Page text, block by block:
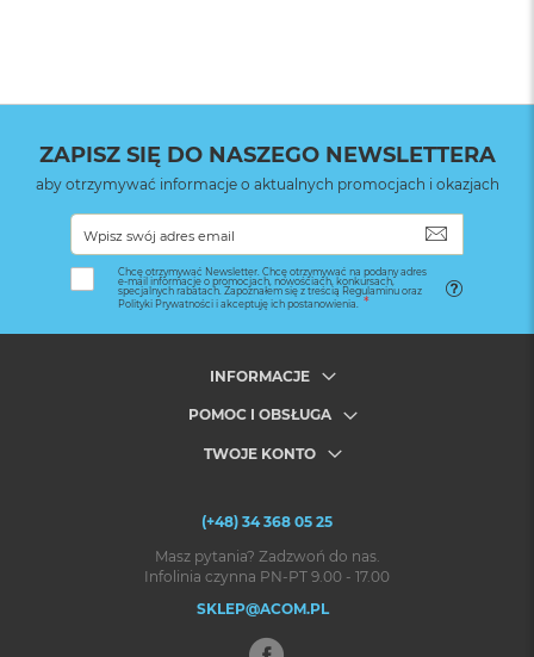
ZAPISZ SIĘ DO NASZEGO NEWSLETTERA
aby otrzymywać informacje o aktualnych promocjach i okazjach
Chcę otrzymywać Newsletter. Chcę otrzymywać na podany adres
e-mail informacje o promocjach, nowościach, konkursach,
specjalnych rabatach. Zapoznałem się z treścią Regulaminu oraz
Polityki Prywatności i akceptuję ich postanowienia.
INFORMACJE
POMOC I OBSŁUGA
TWOJE KONTO
(+48) 34 368 05 25
Masz pytania? Zadzwoń do nas.
Infolinia czynna PN-PT 9.00 - 17.00
SKLEP@ACOM.PL